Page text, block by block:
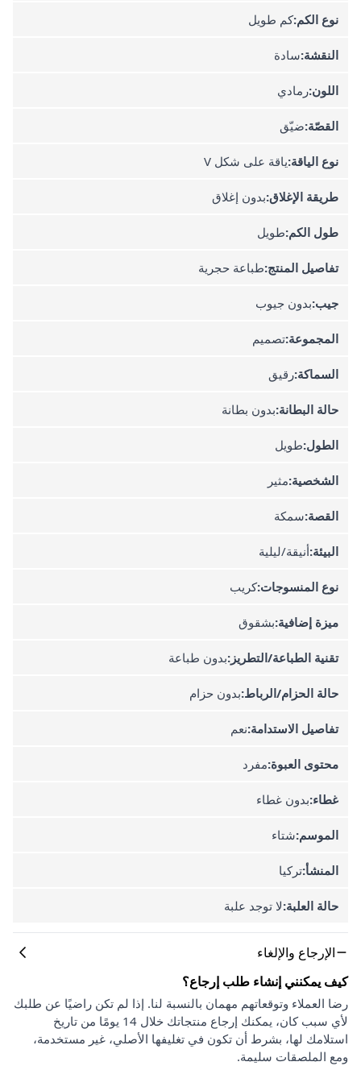
نوع الكم:كم طويل
النقشة:سادة
اللون:رمادي
القصّة:ضيّق
نوع الياقة:ياقة على شكل V
طريقة الإغلاق:بدون إغلاق
طول الكم:طويل
تفاصيل المنتج:طباعة حجرية
جيب:بدون جيوب
المجموعة:تصميم
السماكة:رقيق
حالة البطانة:بدون بطانة
الطول:طويل
الشخصية:مثير
القصة:سمكة
البيئة:أنيقة/ليلية
نوع المنسوجات:كريب
ميزة إضافية:بشقوق
تقنية الطباعة/التطريز:بدون طباعة
حالة الحزام/الرباط:بدون حزام
تفاصيل الاستدامة:نعم
محتوى العبوة:مفرد
غطاء:بدون غطاء
الموسم:شتاء
المنشأ:تركيا
حالة العلبة:لا توجد علبة
الإرجاع والإلغاء
كيف يمكنني إنشاء طلب إرجاع؟
رضا العملاء وتوقعاتهم مهمان بالنسبة لنا. إذا لم تكن راضيًا عن طلبك
لأي سبب كان، يمكنك إرجاع منتجاتك خلال 14 يومًا من تاريخ
استلامك لها، بشرط أن تكون في تغليفها الأصلي، غير مستخدمة،
ومع الملصقات سليمة.